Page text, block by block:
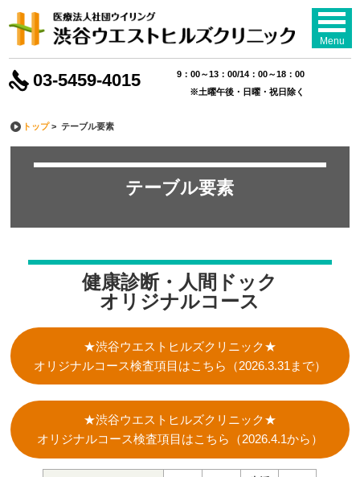
Menu
03-5459-4015
9：00～13：00/14：00～18：00
※土曜午後・日曜・祝日除く
トップ> テーブル要素
テーブル要素
健康診断・人間ドック
オリジナルコース
★渋谷ウエストヒルズクリニック★
オリジナルコース検査項目はこちら（2026.3.31まで）
★渋谷ウエストヒルズクリニック★
オリジナルコース検査項目はこちら（2026.4.1から）